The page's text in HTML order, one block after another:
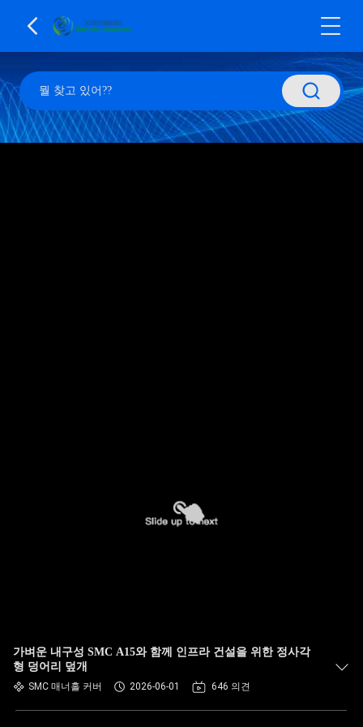
가벼운 내구성 SMC A15와 함께 인프라 건설을 위한 정사각
형 덩어리 덮개
SMC 매너홀 커버 2026-06-01 646 의견